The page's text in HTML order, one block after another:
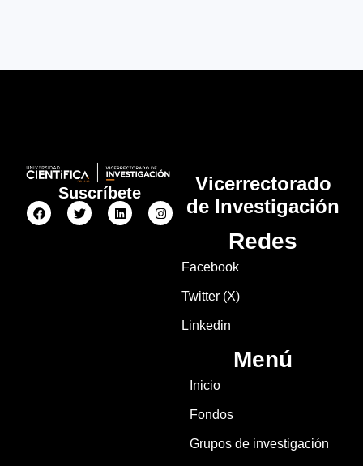
cronograma
Suscríbete
Vicerrectorado
de Investigación
Redes
Facebook
Twitter (X)
Linkedin
Menú
Inicio
Fondos
Grupos de investigación